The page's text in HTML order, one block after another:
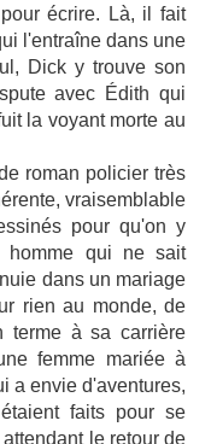
écrire. Là, il fait
l'entraîne dans une
Dick y trouve son
avec Édith qui
la voyant morte au
roman policier très
vraisemblable
pour qu'on y
homme qui ne sait
dans un mariage
rien au monde, de
terme à sa carrière
femme mariée à
a envie d'aventures,
faits pour se
le retour de